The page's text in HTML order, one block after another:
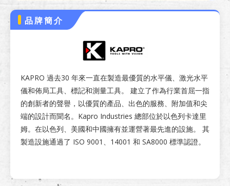
品牌簡介
KAPRO 過去30 年來一直在製造最優質的水平儀、激光水平
儀和佈局工具、標記和測量工具。 建立了作為行業首屈一指
的創新者的聲譽，以優質的產品、出色的服務、附加值和尖
端的設計而聞名。Kapro Industries 總部位於以色列卡達里
姆。在以色列、美國和中國擁有並運營著最先進的設施。 其
製造設施通過了 ISO 9001、14001 和 SA8000 標準認證。